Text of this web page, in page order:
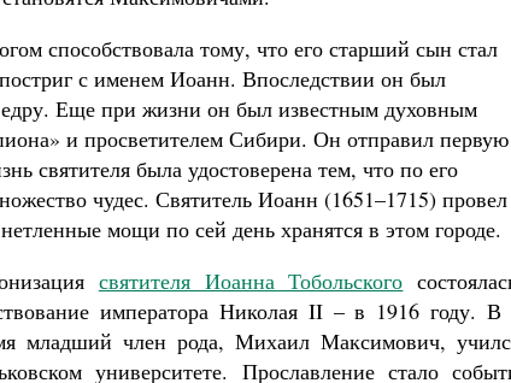
способствовала тому, что его старший сын стал
с именем Иоанн. Впоследствии он был
Еще при жизни он был известным духовным
и просветителем Сибири. Он отправил первую
святителя была удостоверена тем, что по его
чудес. Святитель Иоанн (1651–1715) провел
мощи по сей день хранятся в этом городе.
святителя Иоанна Тобольского
императора Николая II – в 1916 году. В
младший член рода, Михаил Максимович,
университете. Прославление стало